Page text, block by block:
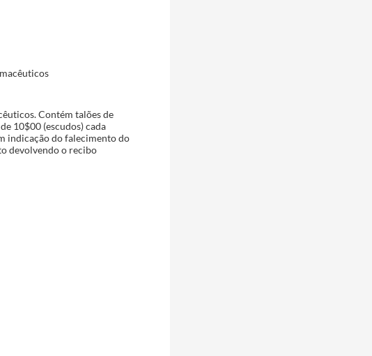
Contém talões de
10$00 (escudos) cada
indicação do falecimento do
devolvendo o recibo